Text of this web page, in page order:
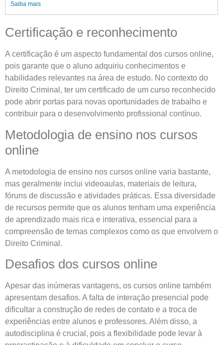
Saiba mais
Certificação e reconhecimento
A certificação é um aspecto fundamental dos cursos online,
pois garante que o aluno adquiriu conhecimentos e
habilidades relevantes na área de estudo. No contexto do
Direito Criminal, ter um certificado de um curso reconhecido
pode abrir portas para novas oportunidades de trabalho e
contribuir para o desenvolvimento profissional contínuo.
Metodologia de ensino nos cursos
online
A metodologia de ensino nos cursos online varia bastante,
mas geralmente inclui videoaulas, materiais de leitura,
fóruns de discussão e atividades práticas. Essa diversidade
de recursos permite que os alunos tenham uma experiência
de aprendizado mais rica e interativa, essencial para a
compreensão de temas complexos como os que envolvem o
Direito Criminal.
Desafios dos cursos online
Apesar das inúmeras vantagens, os cursos online também
apresentam desafios. A falta de interação presencial pode
dificultar a construção de redes de contato e a troca de
experiências entre alunos e professores. Além disso, a
autodisciplina é crucial, pois a flexibilidade pode levar à